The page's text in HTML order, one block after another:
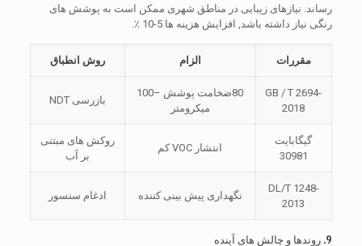
رساند. نیازهای زیبایی در مناطق شهری ممکن است به پوشش های
رنگی نیاز داشته باشد, افزایش هزینه ها 5-10 ٪.
مقررات الزام روش انطباق
GB / T 2694-
2018
80ضخامت پوشش –100
میکرومتر
بازرسی NDT
گیگابایت
30981
انتشار VOC کم
روکش های مبتنی
بر آب
DL/T 1248-
2013
نگهداری پیش بینی کننده ادغام سنسور
9. روندها و چالش های آینده